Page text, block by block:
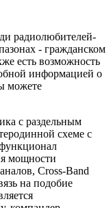
радиолюбителей-
- гражданском
есть возможность
информацией о
можете
с раздельным
схеме с
мощности
Cross-Band
на подобие